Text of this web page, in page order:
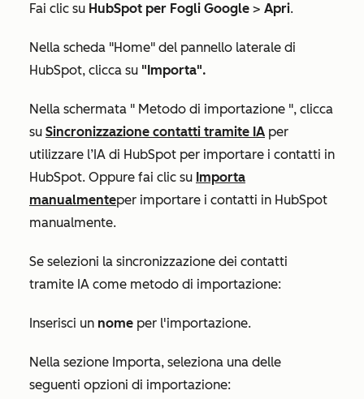
Fai clic su HubSpot per Fogli Google > Apri.
Nella scheda "Home" del pannello laterale di
HubSpot, clicca su "Importa".
Nella schermata " Metodo di importazione ", clicca
su Sincronizzazione contatti tramite IA per
utilizzare l’IA di HubSpot per importare i contatti in
HubSpot. Oppure fai clic su Importa
manualmenteper importare i contatti in HubSpot
manualmente.
Se selezioni la sincronizzazione dei contatti
tramite IA come metodo di importazione:
Inserisci un nome per l'importazione.
Nella sezione Importa, seleziona una delle
seguenti opzioni di importazione: